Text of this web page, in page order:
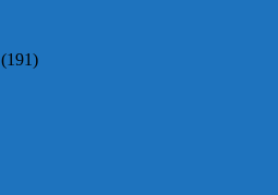
(191)